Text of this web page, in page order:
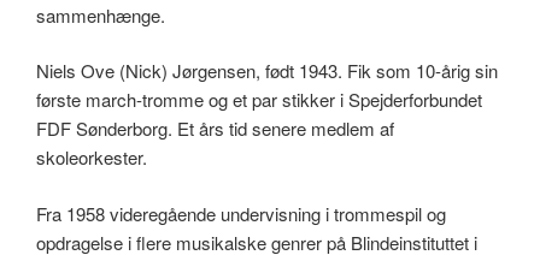
sammenhænge.
Niels Ove (Nick) Jørgensen, født 1943. Fik som 10-årig sin
første march-tromme og et par stikker i Spejderforbundet
FDF Sønderborg. Et års tid senere medlem af
skoleorkester.
Fra 1958 videregående undervisning i trommespil og
opdragelse i flere musikalske genrer på Blindeinstituttet i